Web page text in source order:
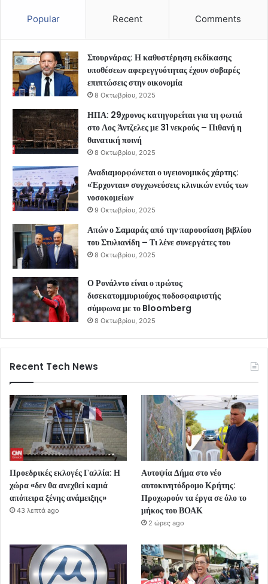
Popular Recent Comments
Στουρνάρας: Η καθυστέρηση εκδίκασης
υποθέσεων αφερεγγυότητας έχουν σοβαρές
επιπτώσεις στην οικονομία
8 Οκτωβρίου, 2025
ΗΠΑ: 29χρονος κατηγορείται για τη φωτιά
στο Λος Άντζελες με 31 νεκρούς – Πιθανή η
θανατική ποινή
8 Οκτωβρίου, 2025
Αναδιαμορφώνεται ο υγειονομικός χάρτης:
«Έρχονται» συγχωνεύσεις κλινικών εντός των
νοσοκομείων
9 Οκτωβρίου, 2025
Απών ο Σαμαράς από την παρουσίαση βιβλίου
του Στυλιανίδη – Τι λένε συνεργάτες του
8 Οκτωβρίου, 2025
Ο Ρονάλντο είναι ο πρώτος
δισεκατομμυριούχος ποδοσφαιριστής
σύμφωνα με το Bloomberg
8 Οκτωβρίου, 2025
Recent Tech News
Προεδρικές εκλογές Γαλλία: Η
χώρα «δεν θα ανεχθεί καμιά
απόπειρα ξένης ανάμειξης»
43 λεπτά ago
Αυτοψία Δήμα στο νέο
αυτοκινητόδρομο Κρήτης:
Προχωρούν τα έργα σε όλο το
μήκος του ΒΟΑΚ
2 ώρες ago